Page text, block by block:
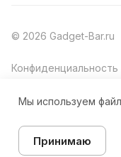
© 2026 Gadget-Bar.ru
Конфиденциальность
Мы используем
Принимаю